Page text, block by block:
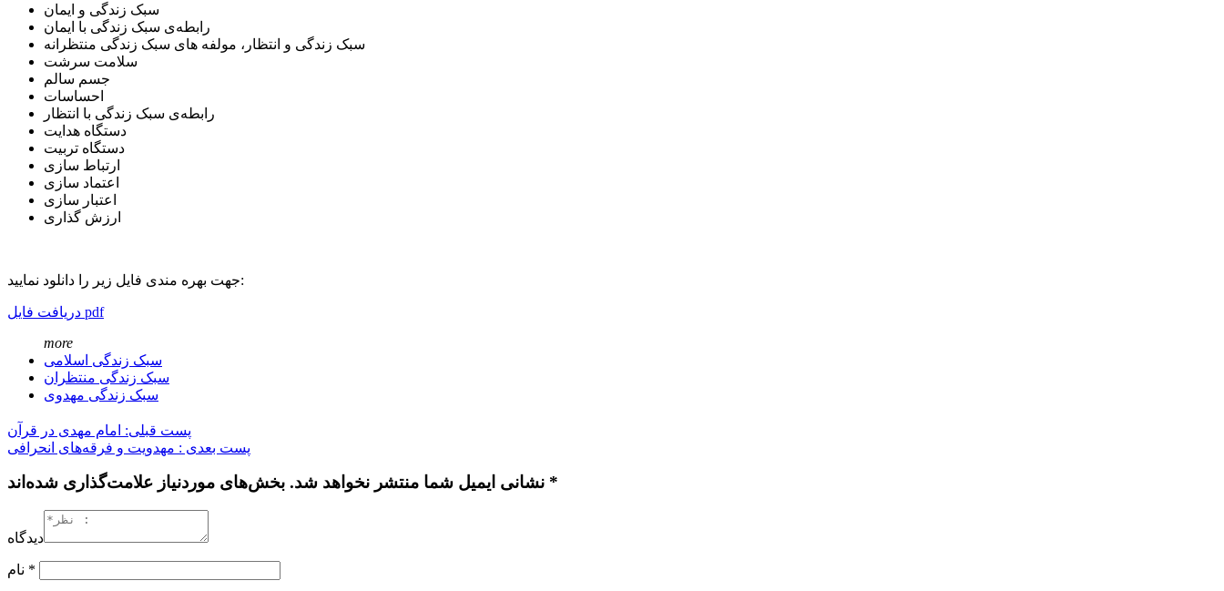
سبک زندگی و ایمان
رابطه‌ی سبک زندگی با ایمان
سبک زندگی و انتظار، مولفه های سبک زندگی منتظرانه
سلامت سرشت
جسم سالم
احساسات
رابطه‌ی سبک زندگی با انتظار
دستگاه هدایت
دستگاه تربیت
ارتباط سازی
اعتماد سازی
اعتبار سازی
ارزش‌ گذاری
جهت بهره مندی فایل زیر را دانلود نمایید:
دریافت فایل pdf
more
سبک زندگی اسلامی
سبک زندگی منتظران
سبک زندگی مهدوی
پست قبلی: امام مهدی در قرآن
پست بعدی : مهدویت و فرقه‌های انحرافی
نشانی ایمیل شما منتشر نخواهد شد. بخش‌های موردنیاز علامت‌گذاری شده‌اند *
دیدگاه
*